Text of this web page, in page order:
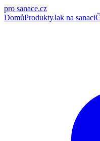
pro sanace.cz
DomůProduktyJak na sanaci